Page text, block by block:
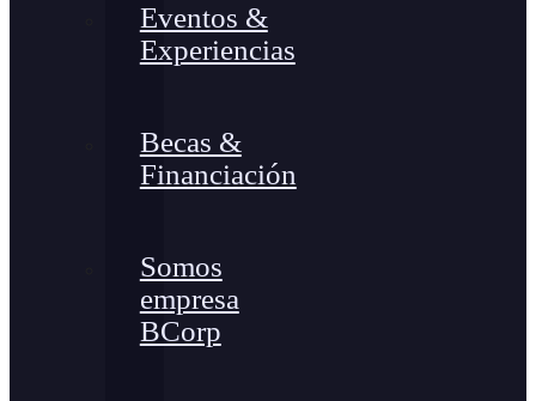
Eventos &
Experiencias
Becas &
Financiación
Somos
empresa
BCorp